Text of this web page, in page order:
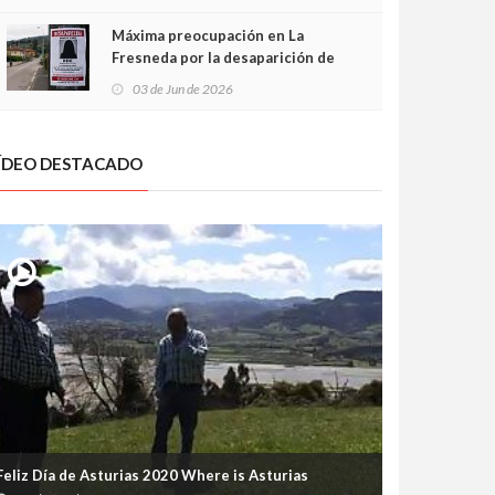
Máxima preocupación en La
Fresneda por la desaparición de
03 de Jun de 2026
DESTACADO
Día de Asturias 2020 Where is Asturias